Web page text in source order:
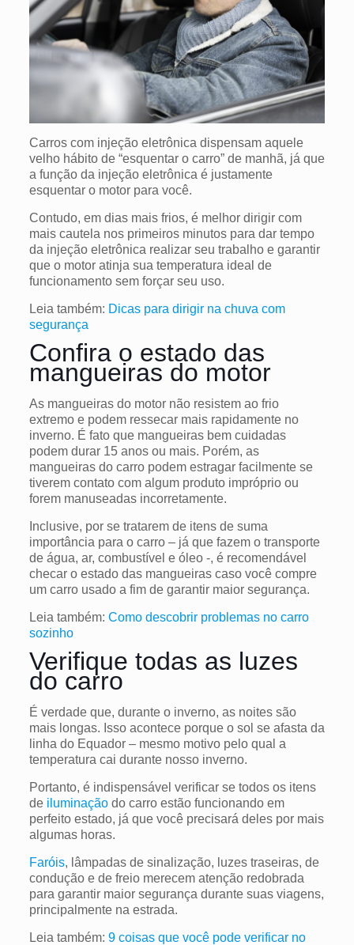
Carros com injeção eletrônica dispensam aquele
velho hábito de “esquentar o carro” de manhã, já que
a função da injeção eletrônica é justamente
esquentar o motor para você.
Contudo, em dias mais frios, é melhor dirigir com
mais cautela nos primeiros minutos para dar tempo
da injeção eletrônica realizar seu trabalho e garantir
que o motor atinja sua temperatura ideal de
funcionamento sem forçar seu uso.
Leia também: Dicas para dirigir na chuva com
segurança
Confira o estado das
mangueiras do motor
As mangueiras do motor não resistem ao frio
extremo e podem ressecar mais rapidamente no
inverno. É fato que mangueiras bem cuidadas
podem durar 15 anos ou mais. Porém, as
mangueiras do carro podem estragar facilmente se
tiverem contato com algum produto impróprio ou
forem manuseadas incorretamente.
Inclusive, por se tratarem de itens de suma
importância para o carro – já que fazem o transporte
de água, ar, combustível e óleo -, é recomendável
checar o estado das mangueiras caso você compre
um carro usado a fim de garantir maior segurança.
Leia também: Como descobrir problemas no carro
sozinho
Verifique todas as luzes
do carro
É verdade que, durante o inverno, as noites são
mais longas. Isso acontece porque o sol se afasta da
linha do Equador – mesmo motivo pelo qual a
temperatura cai durante nosso inverno.
Portanto, é indispensável verificar se todos os itens
de iluminaçãodo carro estão funcionando em
perfeito estado, já que você precisará deles por mais
algumas horas.
Faróis, lâmpadas de sinalização, luzes traseiras, de
condução e de freio merecem atenção redobrada
para garantir maior segurança durante suas viagens,
principalmente na estrada.
Leia também: 9 coisas que você pode verificar no